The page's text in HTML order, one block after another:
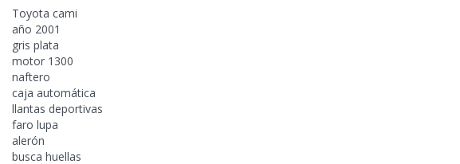
Toyota cami
año 2001
gris plata
motor 1300
naftero
caja automática
llantas deportivas
faro lupa
alerón
busca huellas